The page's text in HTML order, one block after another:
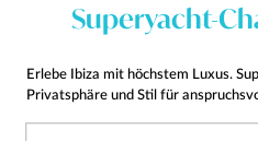
Superyacht-
Erlebe Ibiza mit höchstem Luxus.
Privatsphäre und Stil für